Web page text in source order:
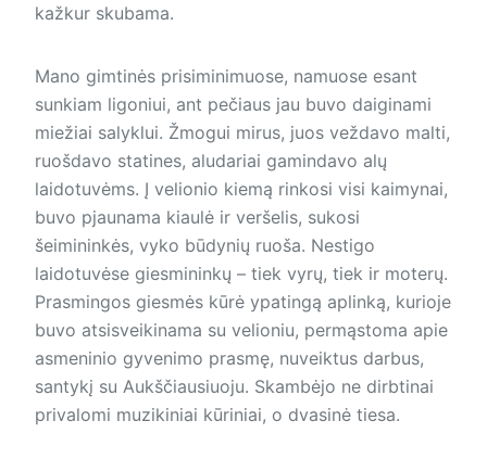
kažkur skubama.
Mano gimtinės prisiminimuose, namuose esant
sunkiam ligoniui, ant pečiaus jau buvo daiginami
miežiai salyklui. Žmogui mirus, juos veždavo malti,
ruošdavo statines, aludariai gamindavo alų
laidotuvėms. Į velionio kiemą rinkosi visi kaimynai,
buvo pjaunama kiaulė ir veršelis, sukosi
šeimininkės, vyko būdynių ruoša. Nestigo
laidotuvėse giesmininkų – tiek vyrų, tiek ir moterų.
Prasmingos giesmės kūrė ypatingą aplinką, kurioje
buvo atsisveikinama su velioniu, permąstoma apie
asmeninio gyvenimo prasmę, nuveiktus darbus,
santykį su Aukščiausiuoju. Skambėjo ne dirbtinai
privalomi muzikiniai kūriniai, o dvasinė tiesa.